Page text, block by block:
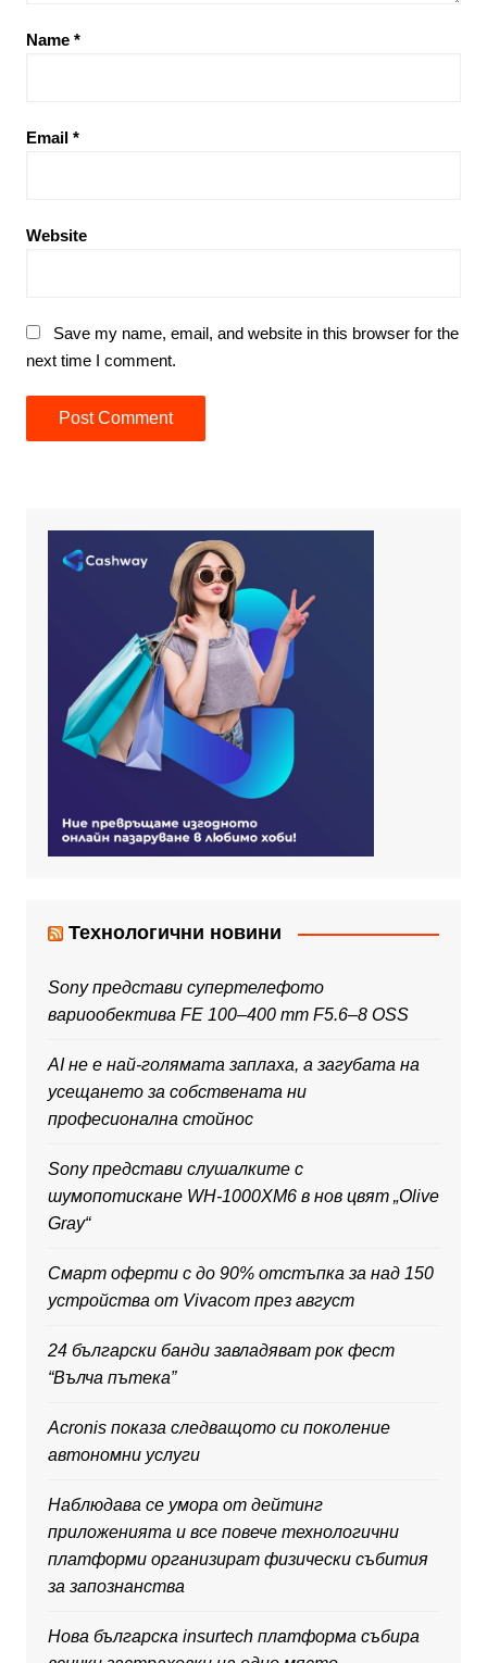
Name *
Email *
Website
Save my name, email, and website in this browser for the
next time I comment.
Технологични новини
Sony представи супертелефото
вариообектива FE 100–400 mm F5.6–8 OSS
AI не е най-голямата заплаха, а загубата на
усещането за собствената ни
професионална стойнос
Sony представи слушалките с
шумопотискане WH-1000XM6 в нов цвят „Olive
Gray“
Смарт оферти с до 90% отстъпка за над 150
устройства от Vivacom през август
24 български банди завладяват рок фест
“Вълча пътека”
Acronis показа следващото си поколение
автономни услуги
Наблюдава се умора от дейтинг
приложенията и все повече технологични
платформи организират физически събития
за запознанства
Нова българска insurtech платформа събира